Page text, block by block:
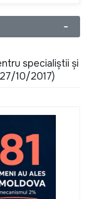
−
specialiștii și
10/2017)